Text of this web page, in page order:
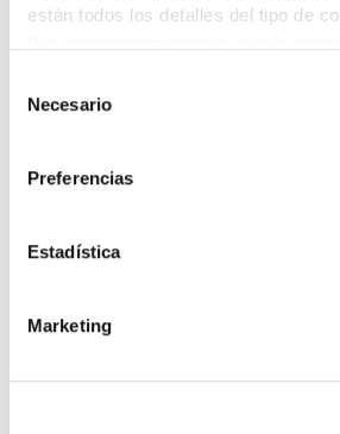
están todos los detalles del tipo de
la web aparece cómo evitar las
Si se desea ver otra vez esta
privado y aparecerá de nuevo. Le
no habiendo aceptado las cookies de
identifican de ninguna forma.
Necesario
Preferencias
Estadística
Marketing
TURRÓN DE TIRAMISÚ 0%